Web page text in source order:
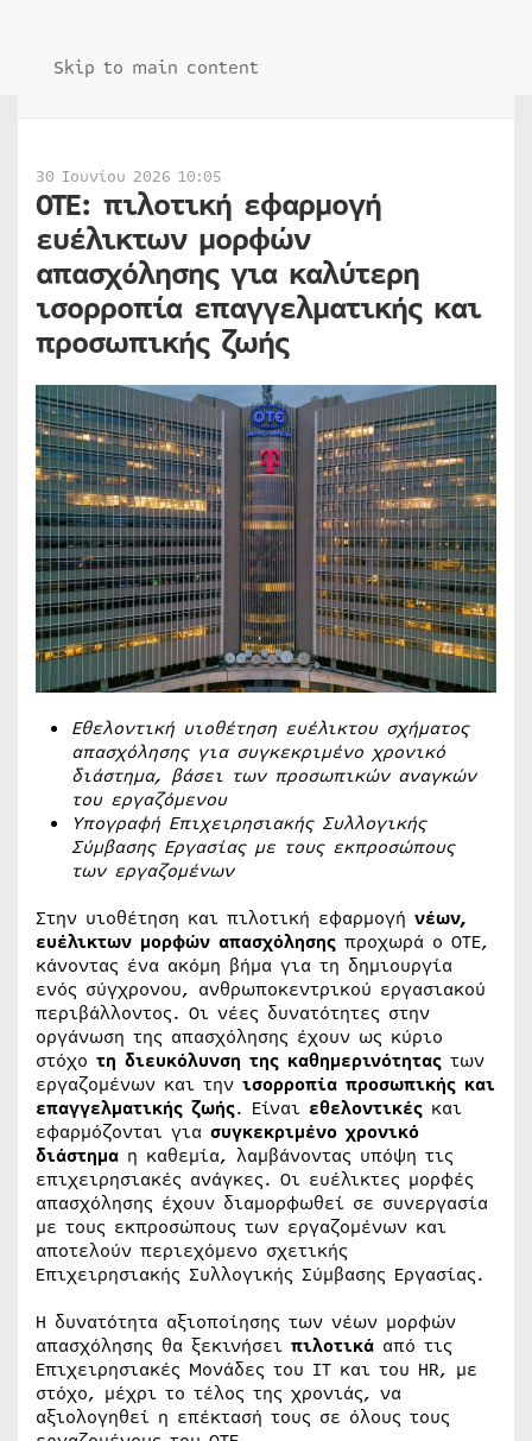
Skip to main content
30 Ιουνίου 2026 10:05
ΟΤΕ: πιλοτική εφαρμογή
ευέλικτων μορφών
απασχόλησης για καλύτερη
ισορροπία επαγγελματικής και
προσωπικής ζωής
Εθελοντική υιοθέτηση ευέλικτου σχήματος
απασχόλησης για συγκεκριμένο χρονικό
διάστημα, βάσει των προσωπικών αναγκών
του εργαζόμενου
Υπογραφή Επιχειρησιακής Συλλογικής
Σύμβασης Εργασίας με τους εκπροσώπους
των εργαζομένων
Στην υιοθέτηση και πιλοτική εφαρμογή νέων,
ευέλικτων μορφών απασχόλησης προχωρά ο ΟΤΕ,
κάνοντας ένα ακόμη βήμα για τη δημιουργία
ενός σύγχρονου, ανθρωποκεντρικού εργασιακού
περιβάλλοντος. Οι νέες δυνατότητες στην
οργάνωση της απασχόλησης έχουν ως κύριο
στόχο τη διευκόλυνση της καθημερινότητας των
εργαζομένων και την ισορροπία προσωπικής και
επαγγελματικής ζωής. Είναι εθελοντικές και
εφαρμόζονται για συγκεκριμένο χρονικό
διάστημα η καθεμία, λαμβάνοντας υπόψη τις
επιχειρησιακές ανάγκες. Οι ευέλικτες μορφές
απασχόλησης έχουν διαμορφωθεί σε συνεργασία
με τους εκπροσώπους των εργαζομένων και
αποτελούν περιεχόμενο σχετικής
Επιχειρησιακής Συλλογικής Σύμβασης Εργασίας.
Η δυνατότητα αξιοποίησης των νέων μορφών
απασχόλησης θα ξεκινήσει πιλοτικά από τις
Επιχειρησιακές Μονάδες του IT και του HR, με
στόχο, μέχρι το τέλος της χρονιάς, να
αξιολογηθεί η επέκτασή τους σε όλους τους